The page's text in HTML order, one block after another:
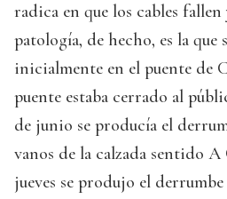
radica en que los cables fallen
patología, de hecho, es la que
inicialmente en el puente de
puente estaba cerrado al
de junio se producía el
vanos de la calzada sentido A
jueves se produjo el